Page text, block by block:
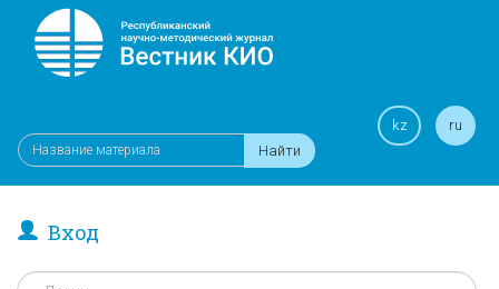
Найти
kz ru
Вход